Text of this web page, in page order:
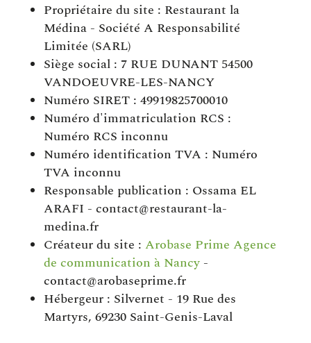
Propriétaire du site : Restaurant la
Médina - Société A Responsabilité
Limitée (SARL)
Siège social : 7 RUE DUNANT 54500
VANDOEUVRE-LES-NANCY
Numéro SIRET : 49919825700010
Numéro d'immatriculation RCS :
Numéro RCS inconnu
Numéro identification TVA : Numéro
TVA inconnu
Responsable publication : Ossama EL
ARAFI - contact@restaurant-la-
medina.fr
Créateur du site : Arobase Prime Agence
de communication à Nancy-
contact@arobaseprime.fr
Hébergeur : Silvernet - 19 Rue des
Martyrs, 69230 Saint-Genis-Laval